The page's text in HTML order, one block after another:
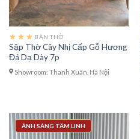
BÀN THỜ
Sập Thờ Cây Nhị Cấp Gỗ Hương
Đá Dạ Dày 7p
Showroom: Thanh Xuân, Hà Nội
ÁNH SÁNG TÂM LINH